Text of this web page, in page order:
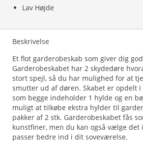
Lav Højde
Beskrivelse
Et flot garderobeskab som giver dig
Garderobeskabet har 2 skydedøre
stort spejl, så du har mulighed for at
smutter ud af døren. Skabet er opdelt
som begge indeholder 1 hylde og en
muligt at tilkøbe ekstra hylder til
pakker af 2 stk. Garderobeskabet fås
kunstfiner, men du kan også vælge det
passer bedre ind i dit soveværelse.